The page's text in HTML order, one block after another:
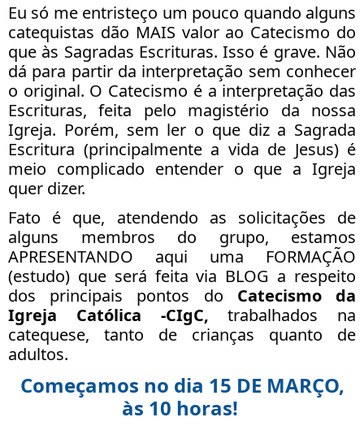
Eu só me entristeço um pouco quando alguns
catequistas dão MAIS valor ao Catecismo do
que às Sagradas Escrituras. Isso é grave. Não
dá para partir da interpretação sem conhecer
o original. O Catecismo é a interpretação das
Escrituras, feita pelo magistério da nossa
Igreja. Porém, sem ler o que diz a Sagrada
Escritura (principalmente a vida de Jesus) é
meio complicado entender o que a Igreja
quer dizer.
Fato é que, atendendo as solicitações de
alguns membros do grupo, estamos
APRESENTANDO aqui uma FORMAÇÃO
(estudo) que será feita via BLOG a respeito
dos principais pontos do Catecismo da
Igreja Católica -CIgC,trabalhados na
catequese, tanto de crianças quanto de
adultos.
Começamos no dia 15 DE MARÇO,
às 10 horas!